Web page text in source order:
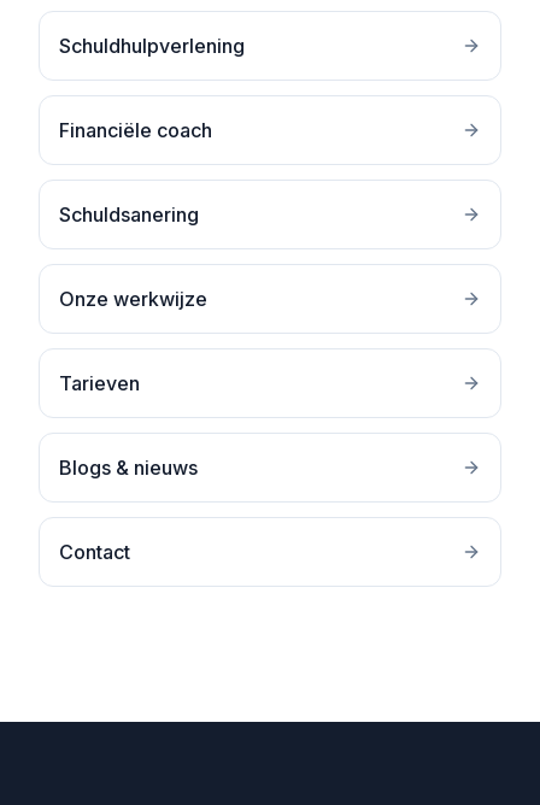
Schuldhulpverlening
Financiële coach
Schuldsanering
Onze werkwijze
Tarieven
Blogs & nieuws
Contact